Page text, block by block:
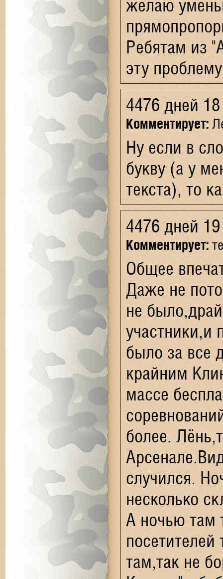
желаю
Ребятам из
эту
4476 дней
Комментирует:
Ну если в
букву (а у
текста), то
4476 дней
Комментирует:
Общее
Даже не
не
участники,и
было за все
крайним
массе
более.
случился.
несколько
А ночью там
там,так не